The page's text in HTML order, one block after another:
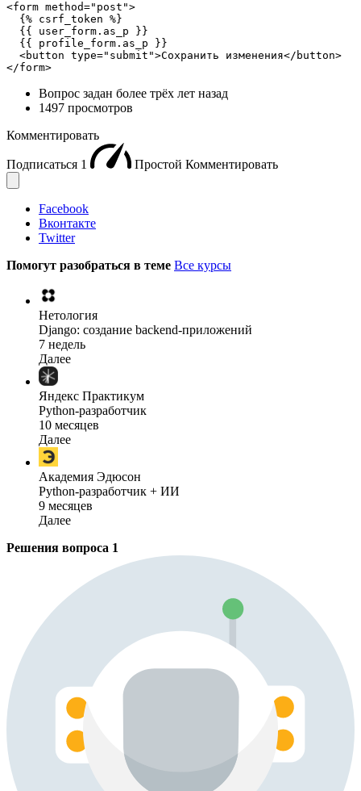
<form method="post">
  {% csrf_token %}
  {{ user_form.as_p }}
  {{ profile_form.as_p }}
  <button type="submit">Сохранить изменения</button>
</form>
Вопрос задан более трёх лет назад
1497 просмотров
Комментировать
Подписаться 1 Простой Комментировать
Facebook
Вконтакте
Twitter
Помогут разобраться в теме Все курсы
Нетология
Django: создание backend-приложений
7 недель
Далее
Яндекс Практикум
Python-разработчик
10 месяцев
Далее
Академия Эдюсон
Python-разработчик + ИИ
9 месяцев
Далее
Решения вопроса 1